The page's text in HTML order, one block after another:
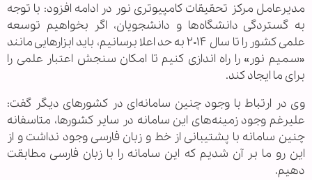
مدیرعامل مرکز تحقیقات کامپیوتری نور در ادامه افزود: با توجه
به گستردگی دانشگاه‌ها و دانشجویان، اگر بخواهیم توسعه
علمی کشور را تا سال ۲۰۱۴ به حد اعلا برسانیم، باید ابزارهایی مانند
«سمیم نور» را راه اندازی کنیم تا امکان سنجش اعتبار علمی را
برای ما ایجاد کند.
وی در ارتباط با وجود چنین سامانه‌ای در کشورهای دیگر گفت:
علیرغم وجود زمینه‌های این سامانه در سایر کشور‌ها، متاسفانه
چنین سامانه با پشتیبانی از خط و زبان فارسی وجود نداشت و از
این رو ما بر آن شدیم که این سامانه را با زبان فارسی مطابقت
دهیم.